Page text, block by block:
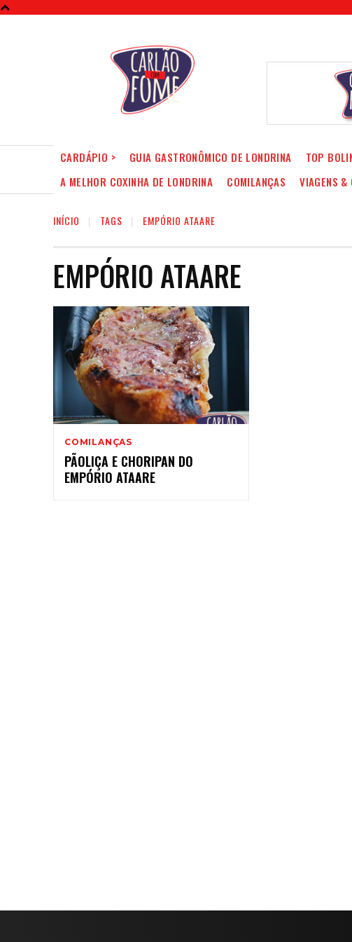
CARDÁPIO > GUIA GASTRONÔMICO DE LONDRINA TOP
A MELHOR COXINHA DE LONDRINA
COMILANÇAS VIAGENS &
INÍCIO TAGS EMPÓRIO ATAARE
EMPÓRIO ATAARE
COMILANÇAS
PÃOLIÇA E CHORIPAN DO
EMPÓRIO ATAARE